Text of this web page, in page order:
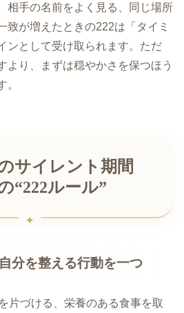
相手の名前をよく見る、同じ場所
致が増えたときの222は「タイミ
ンとして受け取られます。ただ
より、まずは穏やかさを保つほう
。
サイレント期間
“222ルール”
分を整える行動を一つ
片づける、栄養のある食事を取